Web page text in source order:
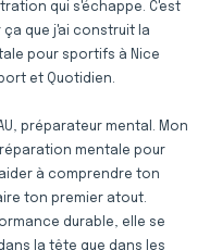
qui s'échappe. C'est
que j'ai construit la
pour sportifs à Nice
et Quotidien.
préparateur mental. Mon
mentale pour
à comprendre ton
ton premier atout.
durable, elle se
la tête que dans les